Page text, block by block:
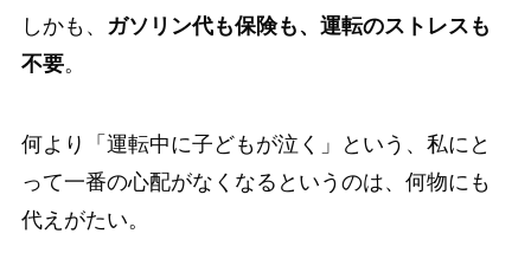
しかも、
ガソリン代も保険も、運転のストレスも
不要。
何より「運転中に子どもが泣く」という、私にと
って一番の心配がなくなるというのは、何物にも
代えがたい。